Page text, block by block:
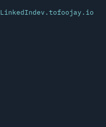
LinkedIndev.tofoojay.io